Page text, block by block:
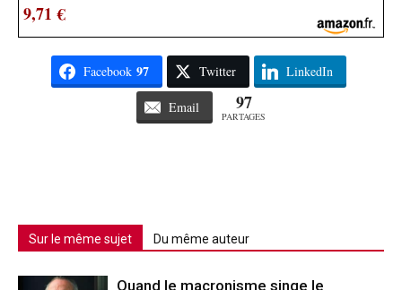
9,71 €
Facebook 97 Twitter LinkedIn
Email 97
PARTAGES
Sur le même sujet Du même auteur
Quand le macronisme singe le